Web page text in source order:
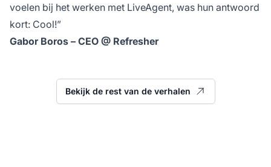
voelen bij het werken met LiveAgent, was hun antwoord
kort: Cool!”
Gabor Boros – CEO @ Refresher
Bekijk de rest van de verhalen